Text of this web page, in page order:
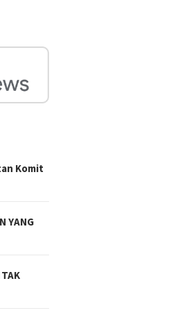
Komit
YANG